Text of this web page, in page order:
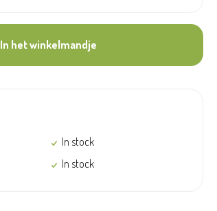
In het winkelmandje
In stock
In stock